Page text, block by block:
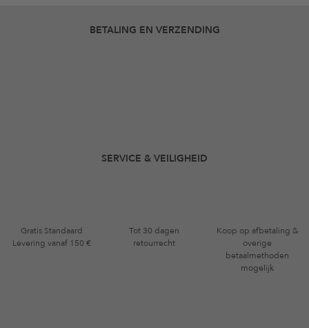
BETALING EN VERZENDING
SERVICE & VEILIGHEID
Gratis Standaard
Levering vanaf 150 €
Tot 30 dagen
retourrecht
Koop op afbetaling &
overige
betaalmethoden
mogelijk